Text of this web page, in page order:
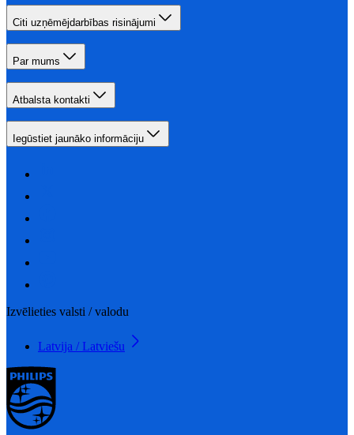
Citi uzņēmējdarbības risinājumi
Par mums
Atbalsta kontakti
Iegūstiet jaunāko informāciju
Izvēlieties valsti / valodu
Latvija / Latviešu